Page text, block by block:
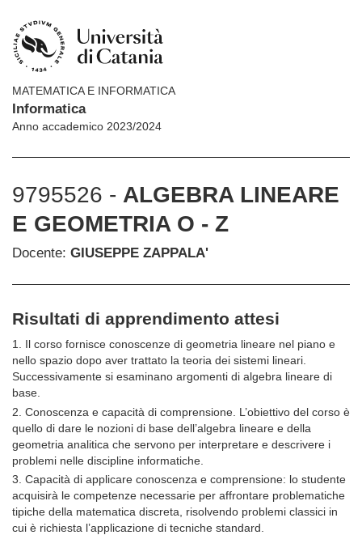
MATEMATICA E INFORMATICA
Informatica
Anno accademico 2023/2024
9795526 - ALGEBRA LINEARE
E GEOMETRIA O - Z
Docente: GIUSEPPE ZAPPALA'
Risultati di apprendimento attesi
1. Il corso fornisce conoscenze di geometria lineare nel piano e
nello spazio dopo aver trattato la teoria dei sistemi lineari.
Successivamente si esaminano argomenti di algebra lineare di
base.
2. Conoscenza e capacità di comprensione. L’obiettivo del corso è
quello di dare le nozioni di base dell’algebra lineare e della
geometria analitica che servono per interpretare e descrivere i
problemi nelle discipline informatiche.
3. Capacità di applicare conoscenza e comprensione: lo studente
acquisirà le competenze necessarie per affrontare problematiche
tipiche della matematica discreta, risolvendo problemi classici in
cui è richiesta l’applicazione di tecniche standard.